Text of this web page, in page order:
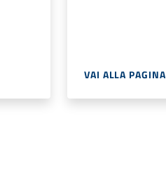
VAI ALLA PAGINA